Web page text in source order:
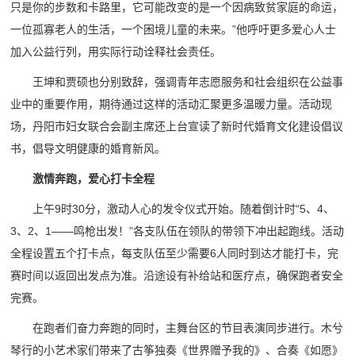
只是你的步数和卡路里，它可能改变的是一个因病致贫家庭的命运，
一位孤寡老人的生活，一个困境儿童的未来。”他呼吁更多爱心人士
加入公益行列，用实际行动诠释社会责任。
王坤和贾硕也分别致辞，强调青年志愿服务和社会组织在公益事
业中的重要作用，期待通过这样的活动汇聚更多温暖力量。活动现
场，丹阳市妇女联合会副主席还上台宣读了新时代婚育文化建设倡议
书，倡导文明健康的婚育新风。
激情奔跑，爱心打卡全程
上午9时30分，激动人心的发令仪式开始。随着倒计时“5、4、
3、2、1——鸣枪出发！”各支队伍在领队的带领下冲出起跑线。活动
全程设置五个打卡点，每支队伍至少需要6人同时到达才能打卡，完
赛时间以返回出发点为准。沿途设有补给站和医疗点，确保跑者安全
完赛。
在跑者们奋力奔跑的同时，主舞台区的节目表演同步进行。木兮
琴行的小艺术家们带来了古筝独奏《世界赠予我的》、合奏《如愿》